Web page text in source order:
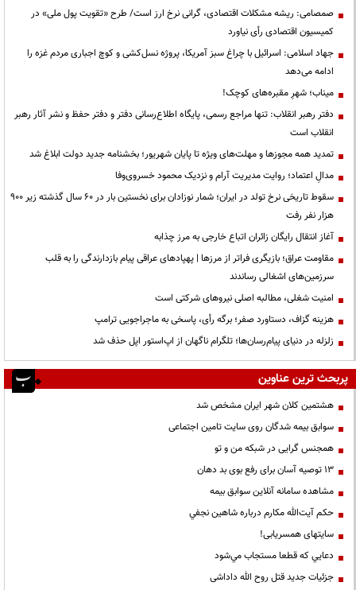
صمصامی: ریشه مشکلات اقتصادی، گرانی نرخ ارز است/ طرح «تقویت پول ملی» در
کمیسیون اقتصادی رأی نیاورد
جهاد اسلامی: اسرائیل با چراغ سبز آمریکا، پروژه نسل‌کشی و کوچ اجباری مردم غزه را
ادامه می‌دهد
میناب؛ شهرِ مقبره‌های کوچک!
دفتر رهبر انقلاب: تنها مراجع رسمی، پایگاه اطلاع‌رسانی دفتر و دفتر حفظ و نشر آثار رهبر
انقلاب است
تمدید همه مجوزها و مهلت‌های ویژه تا پایان شهریور؛ بخشنامه جدید دولت ابلاغ شد
مدالِ اعتماد؛ روایت مدیریت آرام و نزدیک محمود خسروی‌وفا
سقوط تاریخی نرخ تولد در ایران؛ شمار نوزادان برای نخستین بار در ۶۰ سال گذشته زیر ۹۰۰
هزار نفر رفت
آغاز انتقال رایگان زائران اتباع خارجی به مرز چذابه
مقاومت عراق؛ بازیگری فراتر از مرزها | پهپادهای عراقی پیام بازدارندگی را به قلب
سرزمین‌های اشغالی رساندند
‌امنیت شغلی، مطالبه اصلی نیروهای شرکتی است
هزینه گزاف، دستاورد صفر؛ برگه رأی، پاسخی به ماجراجویی ترامپ
زلزله در دنیای پیام‌رسان‌ها؛ تلگرام ناگهان از اپ‌استور اپل حذف شد
پربحث ترین عناوین
هشتمین کلان شهر ایران مشخص شد
سوابق بیمه شدگان روی سایت تامین اجتماعی
همجنس گرایی در شبکه من و تو
13 توصیه آسان برای رفع بوی بد دهان
مشاهده سامانه آنلاين سوابق بیمه
حكم آيت‌الله مكارم درباره شاهين نجفي
سایتهای همسریابی!
دعايي كه قطعا مستجاب مي‌شود
جزئیات جدید قتل روح الله داداشی